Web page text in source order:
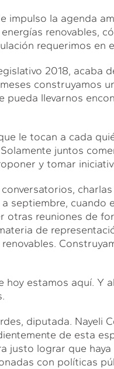
impulso la agenda
renovables,
requerimos en
2018, acaba
construyamos
pueda llevarnos
le tocan a cada
juntos
y tomar
septiembre, cuando
otras reuniones de
de
hoy estamos aquí. Y
diputada. Nayeli
de esta
justo lograr que
con políticas